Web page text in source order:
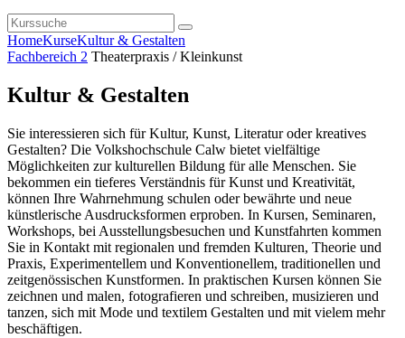
HomeKurseKultur & Gestalten
Fachbereich 2 Theaterpraxis / Kleinkunst
Kultur & Gestalten
Sie interessieren sich für Kultur, Kunst, Literatur oder kreatives
Gestalten? Die Volkshochschule Calw bietet vielfältige
Möglichkeiten zur kulturellen Bildung für alle Menschen. Sie
bekommen ein tieferes Verständnis für Kunst und Kreativität,
können Ihre Wahrnehmung schulen oder bewährte und neue
künstlerische Ausdrucksformen erproben. In Kursen, Seminaren,
Workshops, bei Ausstellungsbesuchen und Kunstfahrten kommen
Sie in Kontakt mit regionalen und fremden Kulturen, Theorie und
Praxis, Experimentellem und Konventionellem, traditionellen und
zeitgenössischen Kunstformen. In praktischen Kursen können Sie
zeichnen und malen, fotografieren und schreiben, musizieren und
tanzen, sich mit Mode und textilem Gestalten und mit vielem mehr
beschäftigen.